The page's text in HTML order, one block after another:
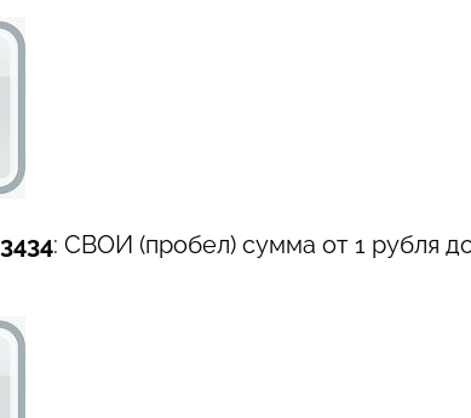
3434: СВОИ (пробел) сумма от 1 рубля